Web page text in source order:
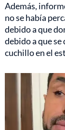
Además,
no se había
debido a que
debido a que
cuchillo en el